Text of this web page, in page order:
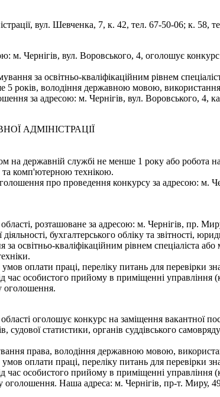
вул. Шевченка, 7, к. 42, тел. 67-50-06; к. 58,
м. Чернігів, вул. Воровського, 4, оголошує
за освітньо-кваліфікаційним рівнем
років, володіння державною мовою,
за адресою: м. Чернігів, вул. Воровського, 4,
АДМІНІСТРАЦІЇ
на державній службі не менше 1 року або робота
та комп'ютерною технікою.
про проведення конкурсу за адресою: м.
області, розташоване за адресою: м. Чернігів, пр.
бухгалтерського обліку та звітності,
освітньо-кваліфікаційним рівнем спеціаліста
оплати праці, переліку питань для перевірки
час особистого прийому в приміщенні управління
оголошення.
області оголошує конкурс на заміщення вакантної
судової статистики, органів суддівського
права, володіння державною мовою,
оплати праці, переліку питань для перевірки
час особистого прийому в приміщенні управління
Наша адреса: м. Чернігів, пр-т. Миру,